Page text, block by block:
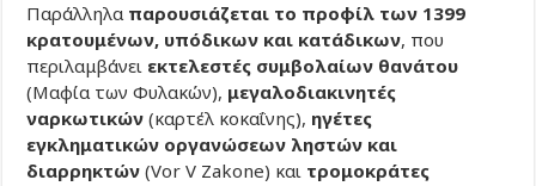
Παράλληλα παρουσιάζεται το προφίλ των 1399
κρατουμένων, υπόδικων και κατάδικων, που
περιλαμβάνει εκτελεστές συμβολαίων θανάτου
(Μαφία των Φυλακών), μεγαλοδιακινητές
ναρκωτικών (καρτέλ κοκαΐνης), ηγέτες
εγκληματικών οργανώσεων ληστών και
διαρρηκτών (Vor V Zakone) και τρομοκράτες